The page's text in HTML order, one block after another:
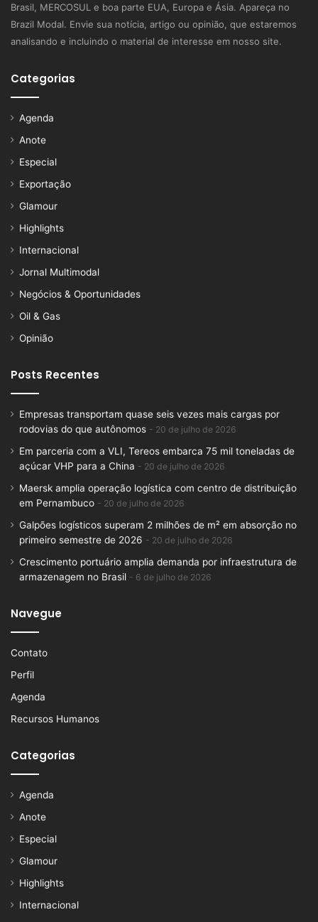
Brasil, MERCOSUL e boa parte EUA, Europa e Ásia. Apareça no
Brazil Modal. Envie sua notícia, artigo ou opinião, que estaremos
analisando e incluindo o material de interesse em nosso site.
Categorias
Agenda
Anote
Especial
Exportação
Glamour
Highlights
Internacional
Jornal Multimodal
Negócios & Oportunidades
Oil & Gas
Opinião
Posts Recentes
Empresas transportam quase seis vezes mais cargas por
rodovias do que autônomos
20 de julho de 2026
Em parceria com a VLI, Tereos embarca 75 mil toneladas de
açúcar VHP para a China
20 de julho de 2026
Maersk amplia operação logística com centro de distribuição
em Pernambuco
20 de julho de 2026
Galpões logísticos superam 2 milhões de m² em absorção no
primeiro semestre de 2026
20 de julho de 2026
Crescimento portuário amplia demanda por infraestrutura de
armazenagem no Brasil
6 de julho de 2026
Navegue
Contato
Perfil
Agenda
Recursos Humanos
Categorias
Agenda
Anote
Especial
Glamour
Highlights
Internacional